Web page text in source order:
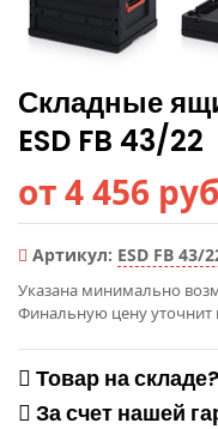
Складные
ESD FB 43/22
от 4 456
Артикул: ESD FB 43/
Указана минимально
Финальную цену
Товар на
За счет нашей